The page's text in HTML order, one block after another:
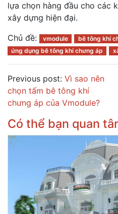
lựa chọn hàng đầu cho các
xây dựng hiện đại.
Chủ đề:
vmodule bê tông khí
ứng dụng bê tông khí chưng áp
Previous post: Vì sao nên
chọn tấm bê tông khí
chưng áp của Vmodule?
Có thể bạn quan